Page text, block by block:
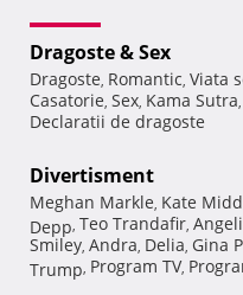
Dragoste & Sex
Dragoste, Romantic, Viata
Casatorie, Sex, Kama Sutra,
Declaratii de dragoste
Divertisment
Meghan Markle, Kate
Depp, Teo Trandafir,
Smiley, Andra, Delia, Gina
Trump, Program TV,